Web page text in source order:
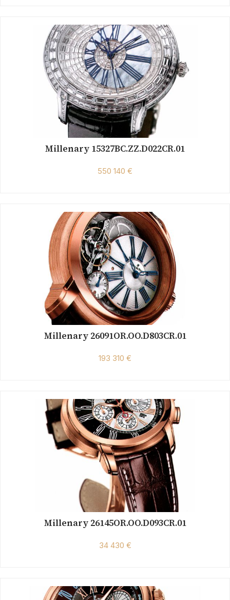
Millenary 15327BC.ZZ.D022CR.01
550 140 €
Millenary 26091OR.OO.D803CR.01
193 310 €
Millenary 26145OR.OO.D093CR.01
34 430 €